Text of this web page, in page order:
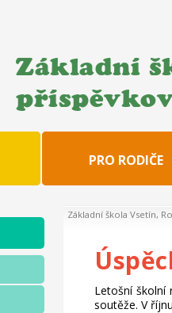
Základní
PRO RODIČE
Základní škola Vsetín,
Letošní školní
soutěže. V